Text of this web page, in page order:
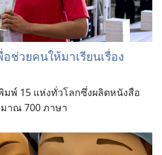
ช่วยคนให้มาเรียนเรื่อง
มพ์ 15 แห่งทั่วโลกซึ่งผลิตหนังสือ
มาณ 700 ภาษา